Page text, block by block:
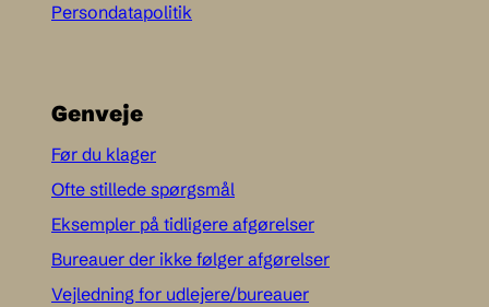
Persondatapolitik
Genveje
Før du klager
Ofte stillede spørgsmål
Eksempler på tidligere afgørelser
Bureauer der ikke følger afgørelser
Vejledning for udlejere/bureauer